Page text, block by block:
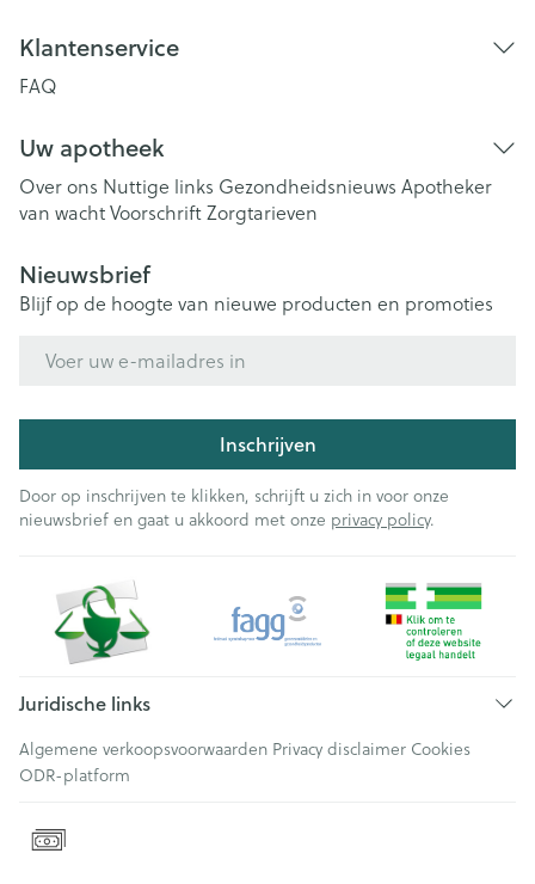
Klantenservice
FAQ
Uw apotheek
Over ons Nuttige links Gezondheidsnieuws Apotheker
van wachtVoorschriftZorgtarieven
Nieuwsbrief
Blijf op de hoogte van nieuwe producten en promoties
Inschrijven
Door op inschrijven te klikken, schrijft u zich in voor onze
nieuwsbrief en gaat u akkoord met onze privacy policy.
Juridische links
Algemene verkoopsvoorwaarden Privacy disclaimer Cookies
ODR-platform